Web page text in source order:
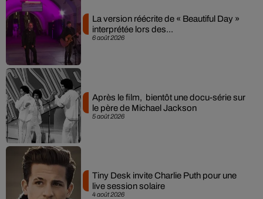
6 août 2026
La version réécrite de « Beautiful Day »
interprétée lors des...
5 août 2026
Après le film, bientôt une docu-série sur
le père de Michael Jackson
4 août 2026
Tiny Desk invite Charlie Puth pour une
live session solaire